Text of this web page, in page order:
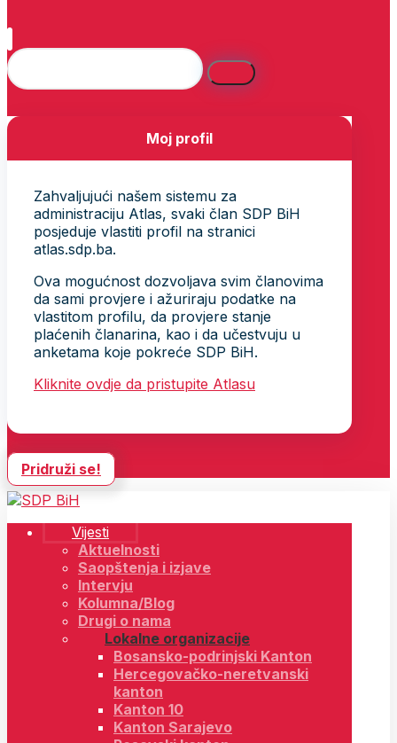
Moj profil
Zahvaljujući našem sistemu za
administraciju Atlas, svaki član SDP BiH
posjeduje vlastiti profil na stranici
atlas.sdp.ba.
Ova mogućnost dozvoljava svim članovima
da sami provjere i ažuriraju podatke na
vlastitom profilu, da provjere stanje
plaćenih članarina, kao i da učestvuju u
anketama koje pokreće SDP BiH.
Kliknite ovdje da pristupite Atlasu
Pridruži se!
Vijesti
Aktuelnosti
Saopštenja i izjave
Intervju
Kolumna/Blog
Drugi o nama
Lokalne organizacije
Bosansko-podrinjski Kanton
Hercegovačko-neretvanski
kanton
Kanton 10
Kanton Sarajevo